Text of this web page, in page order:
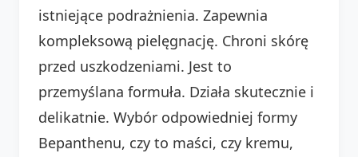
istniejące podrażnienia. Zapewnia
kompleksową pielęgnację. Chroni skórę
przed uszkodzeniami. Jest to
przemyślana formuła. Działa skutecznie i
delikatnie. Wybór odpowiedniej formy
Bepanthenu, czy to maści, czy kremu,